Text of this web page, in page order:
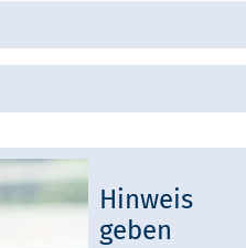
Hinweis
geben